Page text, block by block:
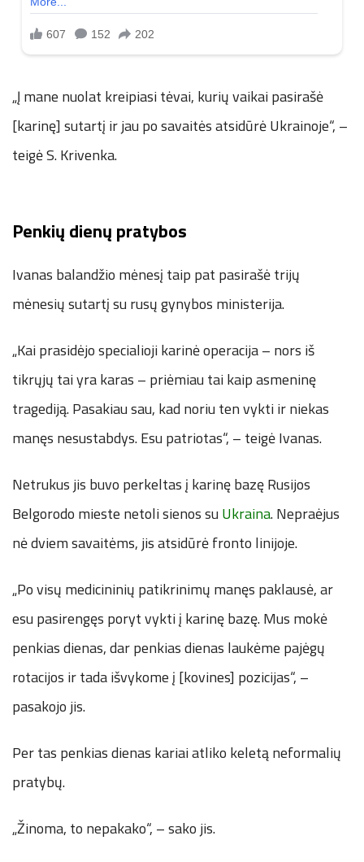
„Į mane nuolat kreipiasi tėvai, kurių vaikai pasirašė
[karinę] sutartį ir jau po savaitės atsidūrė Ukrainoje“, –
teigė S. Krivenka.
Penkių dienų pratybos
Ivanas balandžio mėnesį taip pat pasirašė trijų
mėnesių sutartį su rusų gynybos ministerija.
„Kai prasidėjo specialioji karinė operacija – nors iš
tikrųjų tai yra karas – priėmiau tai kaip asmeninę
tragediją. Pasakiau sau, kad noriu ten vykti ir niekas
manęs nesustabdys. Esu patriotas“, – teigė Ivanas.
Netrukus jis buvo perkeltas į karinę bazę Rusijos
Belgorodo mieste netoli sienos su Ukraina. Nepraėjus
nė dviem savaitėms, jis atsidūrė fronto linijoje.
„Po visų medicininių patikrinimų manęs paklausė, ar
esu pasirengęs poryt vykti į karinę bazę. Mus mokė
penkias dienas, dar penkias dienas laukėme pajėgų
rotacijos ir tada išvykome į [kovines] pozicijas“, –
pasakojo jis.
Per tas penkias dienas kariai atliko keletą neformalių
pratybų.
„Žinoma, to nepakako“, – sako jis.